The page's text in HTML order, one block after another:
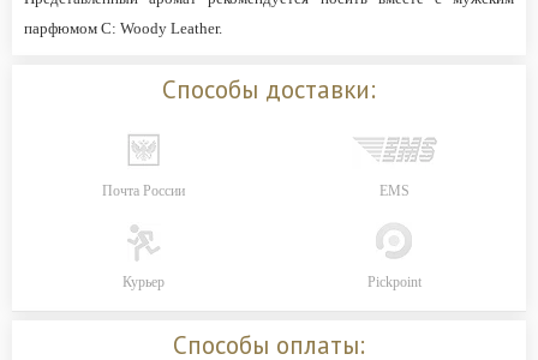
парфюмом C: Woody Leather.
Способы доставки:
Почта России EMS
Курьер Pickpoint
Способы оплаты: